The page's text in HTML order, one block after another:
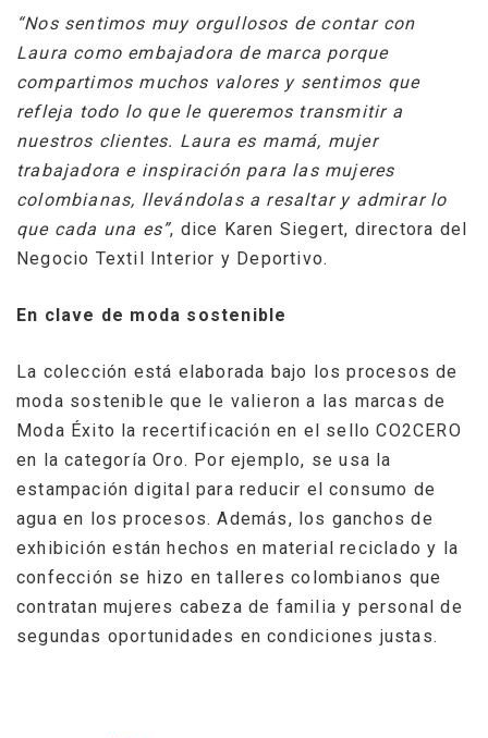
“Nos sentimos muy orgullosos de contar con
Laura como embajadora de marca porque
compartimos muchos valores y sentimos que
refleja todo lo que le queremos transmitir a
nuestros clientes. Laura es mamá, mujer
trabajadora e inspiración para las mujeres
colombianas, llevándolas a resaltar y admirar lo
que cada una es”, dice Karen Siegert, directora del
Negocio Textil Interior y Deportivo.
En clave de moda sostenible
La colección está elaborada bajo los procesos de
moda sostenible que le valieron a las marcas de
Moda Éxito la recertificación en el sello CO2CERO
en la categoría Oro. Por ejemplo, se usa la
estampación digital para reducir el consumo de
agua en los procesos. Además, los ganchos de
exhibición están hechos en material reciclado y la
confección se hizo en talleres colombianos que
contratan mujeres cabeza de familia y personal de
segundas oportunidades en condiciones justas.